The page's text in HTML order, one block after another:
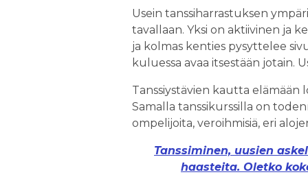
Usein tanssiharrastuksen
tavallaan. Yksi on aktiivinen ja
ja kolmas kenties pysyttelee
kuluessa avaa itsestään
Tanssiystävien kautta elämään
Samalla tanssikurssilla on
ompelijoita, veroihmisiä, eri
Tanssiminen, uusien
haasteita. Oletko